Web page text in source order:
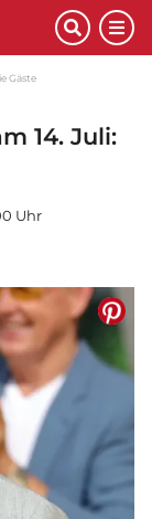
Gäste
14. Juli:
Uhr